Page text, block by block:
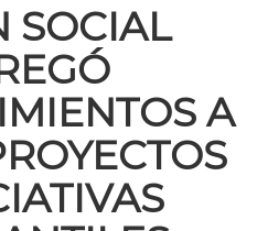
SOCIAL
A